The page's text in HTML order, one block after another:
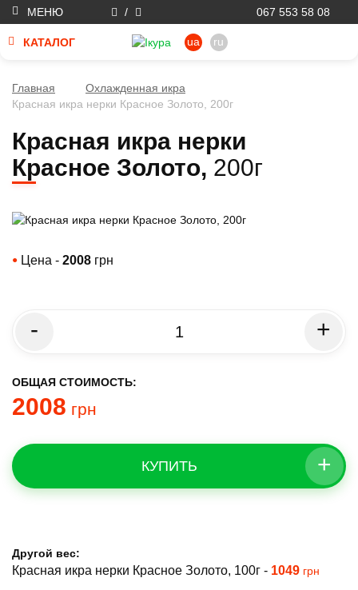
МЕНЮ / 067 553 58 08
ua ru
КАТАЛОГ
Главная
Охлажденная икра
Красная икра нерки Красное Золото, 200г
Красная икра нерки
Красное Золото, 200г
● Цена - 2008 грн
- +
ОБЩАЯ СТОИМОСТЬ:
2008 грн
+
КУПИТЬ
Другой вес:
Красная икра нерки Красное Золото, 100г - 1049 грн